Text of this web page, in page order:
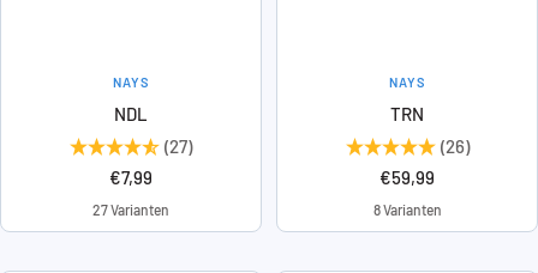
NAYS
NDL
(27)
Angebotspreis
€7,99
27 Varianten
NAYS
TRN
(26)
Angebotspreis
€59,99
8 Varianten